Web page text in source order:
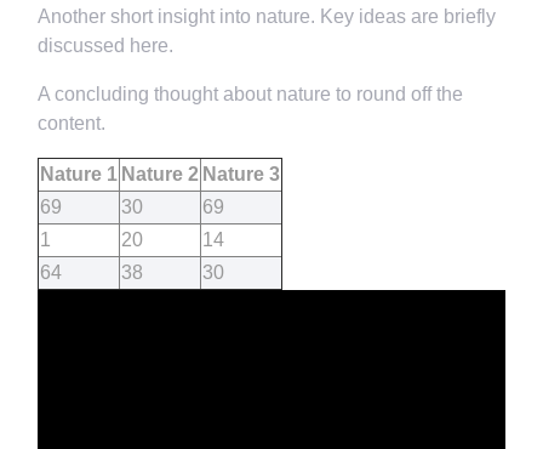
Another short insight into nature. Key ideas are briefly
discussed here.
A concluding thought about nature to round off the
content.
Nature 1 Nature 2 Nature 3
69
30
69
1
20
14
64
38 30